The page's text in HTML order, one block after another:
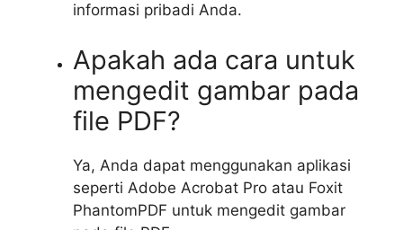
informasi pribadi Anda.
Apakah ada cara untuk
mengedit gambar pada
file PDF?
Ya, Anda dapat menggunakan aplikasi
seperti Adobe Acrobat Pro atau Foxit
PhantomPDF untuk mengedit gambar